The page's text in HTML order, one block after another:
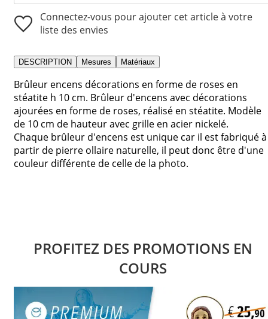
Connectez-vous pour ajouter cet article à votre
liste des envies
DESCRIPTION Mesures Matériaux
Brûleur encens décorations en forme de roses en
stéatite h 10 cm. Brûleur d'encens avec décorations
ajourées en forme de roses, réalisé en stéatite. Modèle
de 10 cm de hauteur avec grille en acier nickelé.
Chaque brûleur d'encens est unique car il est fabriqué à
partir de pierre ollaire naturelle, il peut donc être d'une
couleur différente de celle de la photo.
PROFITEZ DES PROMOTIONS EN
COURS